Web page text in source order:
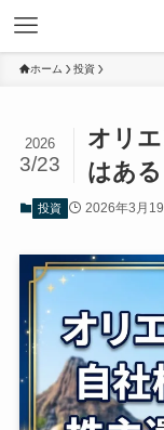
ホーム 投資
オリ
はあ
2026
3/23
投資 2026年3月19